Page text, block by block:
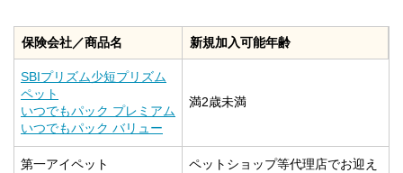
保険会社／商品名 新規加入可能年齢
SBIプリズム少短プリズム
ペット
いつでもパック プレミアム
いつでもパック バリュー
満2歳未満
第一アイペット
ペットショップ等代理店でお迎え